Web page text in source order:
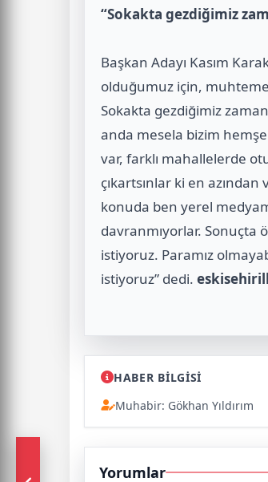
“Sokakta gezdiğimiz
Başkan Adayı Kasım
olduğumuz için,
Sokakta gezdiğimiz
anda mesela bizim
var, farklı mahallelerde
çıkartsınlar ki en
konuda ben yerel
davranmıyorlar. Sonuçta
istiyoruz. Paramız
istiyoruz” dedi.
HABER BİLGİSİ
Muhabir: Gökhan Yıldırım
Yorumlar